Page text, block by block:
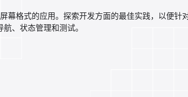
幕格式的应用。探索开发方面的最佳实践，以便针
、状态管理和测试。